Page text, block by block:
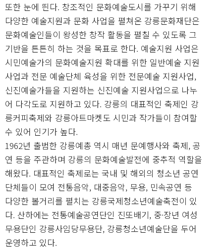
또한 눈에 띈다. 창조적인 문화예술도시를 가꾸기 위해
다양한 예술지원과 문화 사업을 펼쳐온 강릉문화재단은
문화예술인들이 왕성한 창작 활동을 펼칠 수 있도록 그
기반을 튼튼히 하는 것을 목표로 한다. 예술지원 사업은
시민예술가의 문화예술지원 확대를 위한 일반예술 지원
사업과 전문 예술단체 육성을 위한 전문예술 지원사업,
신진예술가들을 지원하는 신진예술 지원사업으로 나누
어 다각도로 지원하고 있다. 강릉의 대표적인 축제인 강
릉커피축제와 강릉아트마켓도 시민과 작가들이 참여할
수 있어 인기가 높다.
1962년 출범한 강릉예총 역시 매년 문예행사와 축제, 공
연 등을 주관하며 강릉의 문화예술발전에 중추적 역할을
해왔다. 대표적인 축제로는 국내 및 해외의 청소년 공연
단체들이 모여 전통음악, 대중음악, 무용, 민속공연 등
다양한 볼거리를 펼치는 강릉국제청소년예술축전이 있
다. 산하에는 전통예술공연단인 진또배기, 중·장년 여성
무용단인 강릉사임당무용단, 강릉청소년예술단을 두어
운영하고 있다.